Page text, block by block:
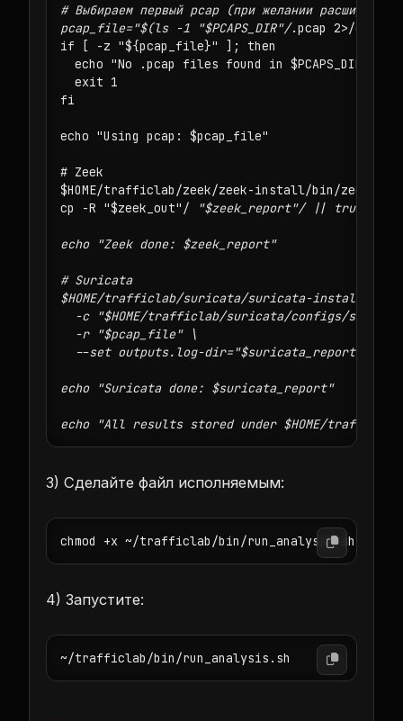
# Выбираем первый pcap (при желании расширьте
pcap_file="$(ls -1 "$PCAPS_DIR"/.pcap 2>/dev/
if [ -z "${pcap_file}" ]; then
  echo "No .pcap files found in $PCAPS_DIR"
  exit 1
fi
echo "Using pcap: $pcap_file"
# Zeek
$HOME/trafficlab/zeek/zeek-install/bin/zeek -r
cp -R "$zeek_out"/ "$zeek_report"/ || true
echo "Zeek done: $zeek_report"
# Suricata
$HOME/trafficlab/suricata/suricata-install/
-c "$HOME/trafficlab/suricata/configs/
  -r "$pcap_file" \
  --set outputs.log-dir="$suricata_report"
echo "Suricata done: $suricata_report"
echo "All results stored under $HOME/
3) Сделайте файл исполняемым:
4) Запустите: